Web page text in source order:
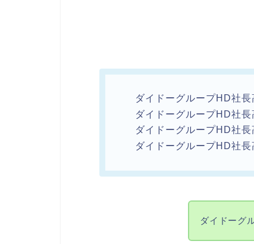
ダイドーグループHD社
ダイドーグループHD社
ダイドーグループHD社
ダイドーグループHD社
ダイドーグ